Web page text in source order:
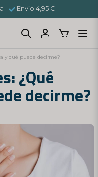
Envío 4,95 €
y qué puede decirme?
¿Qué
decirme?